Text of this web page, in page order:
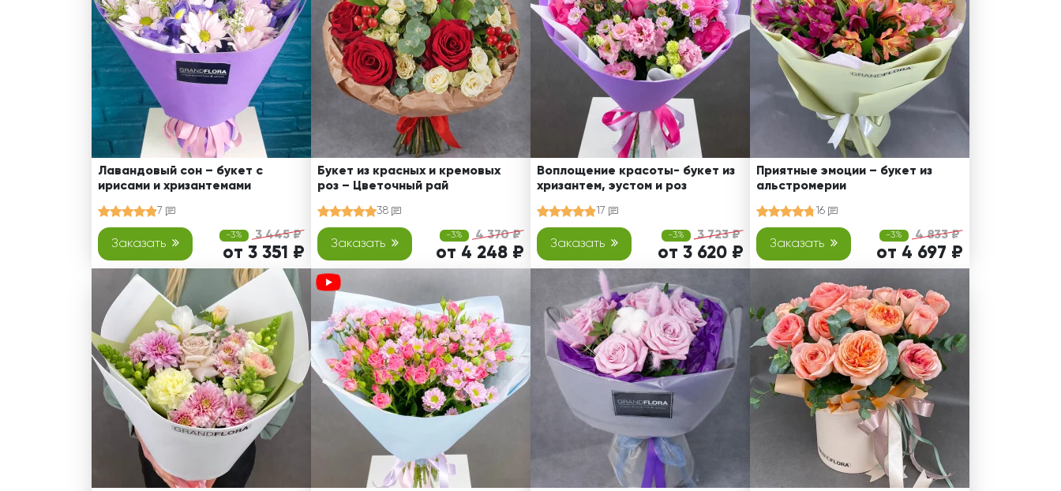
Лавандовый сон – букет с
ирисами и хризантемами
7
Заказать
-3% 3 445 ₽
от 3 351 ₽
Букет из красных и кремовых
роз – Цветочный рай
38
Заказать
-3% 4 370 ₽
от 4 248 ₽
Воплощение красоты- букет из
хризантем, эустом и роз
17
Заказать
-3% 3 723 ₽
от 3 620 ₽
Приятные эмоции – букет из
альстромерии
16
Заказать
-3% 4 833 ₽
от 4 697 ₽